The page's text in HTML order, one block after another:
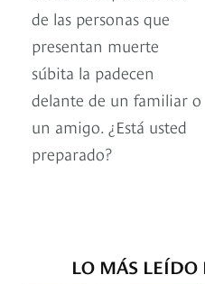
de las personas que
presentan muerte
súbita la padecen
delante de un familiar o
un amigo. ¿Está usted
preparado?
LO MÁS